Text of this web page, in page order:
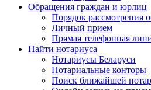
Обращения граждан и юрлиц
Порядок рассмотрения
Личный прием
Прямая телефонная
Найти нотариуса
Нотариусы Беларуси
Нотариальные конторы
Поиск ближайшей